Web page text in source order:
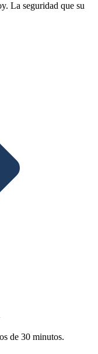
La seguridad que su
de 30 minutos.